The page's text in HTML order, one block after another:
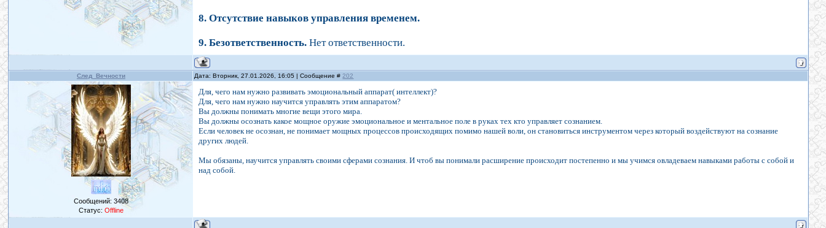
8. Отсутствие навыков управления временем.
9. Безответственность. Нет ответственности.
След_Вечности Дата: Вторник, 27.01.2026, 16:05 | Сообщение # 202
Сообщений: 3408
Статус: Offline
Для, чего нам нужно развивать эмоциональный аппарат( интеллект)?
Для, чего нам нужно научится управлять этим аппаратом?
Вы должны понимать многие вещи этого мира.
Вы должны осознать какое мощное оружие эмоциональное и ментальное поле в руках тех кто управляет сознанием.
Если человек не осознан, не понимает мощных процессов происходящих помимо нашей воли, он становиться инструментом через который воздействуют на сознание
других людей.
Мы обязаны, научится управлять своими сферами сознания. И чтоб вы понимали расширение происходит постепенно и мы учимся овладеваем навыками работы с собой и
над собой.